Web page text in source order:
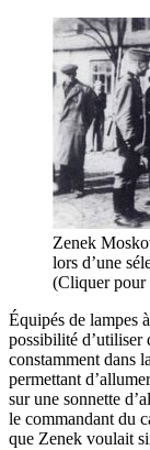
Zenek
lors d’une
(Cliquer pour
Équipés de lampes
possibilité d’utiliser
constamment dans
permettant
sur une sonnette
le commandant du
que Zenek voulait